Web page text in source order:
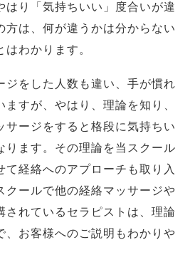
はり「気持ちいい」度合いが違
方は、何が違うかは分からない
わかります。
ジをした人数も違い、手が慣れ
すが、やはり、理論を知り、
サージをすると格段に気持ちい
ります。その理論を当スクール
て経絡へのアプローチも取り入
クールで他の経絡マッサージや
されているセラピストは、理論
、お客様へのご説明もわかりや